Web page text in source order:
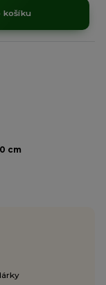
košíku
cm